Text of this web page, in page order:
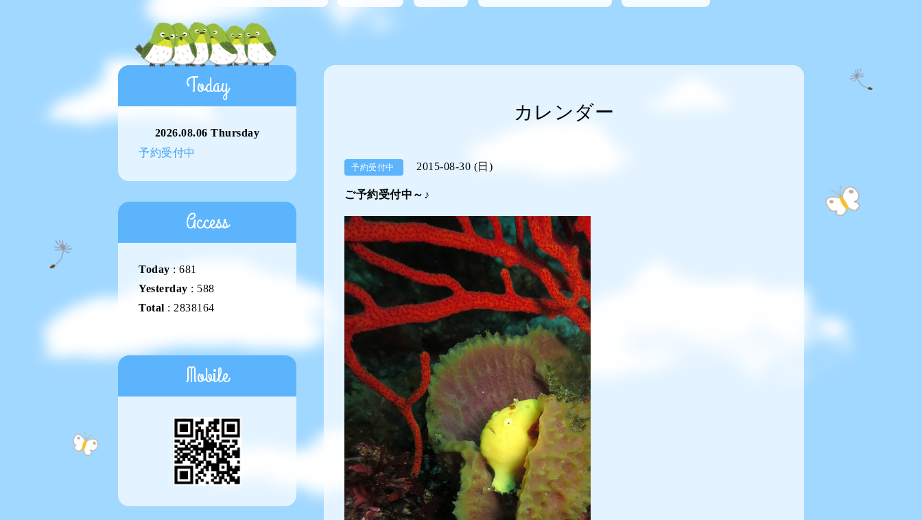
カレンダー
予約受付中 2015-08-30 (日)
ご予約受付中～♪
Today
2026.08.06 Thursday
予約受付中
Access
Today : 681
Yesterday : 588
Total : 2838164
Mobile